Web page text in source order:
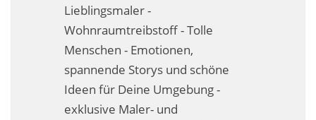
Kalkkind-Fachbetrieb – Sumpfkalk-Oberflächen
Malerarbeiten
Rostoptik
Lieblingsmaler -
Wohnraumtreibstoff - Tolle
Menschen - Emotionen,
spannende Storys und schöne
Ideen für Deine Umgebung -
exklusive Maler- und